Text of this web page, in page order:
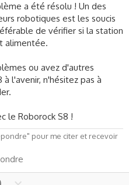
e
a été résolu ! Un des
robotiques est les soucis
de vérifier si la station
alimentée.
ou avez d'autres
l'avenir, n'hésitez pas à
le Roborock S8 !
pour me citer et recevoir